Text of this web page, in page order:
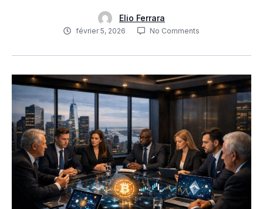
Elio Ferrara
février 5, 2026 No Comments